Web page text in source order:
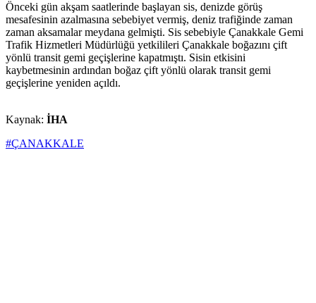
Önceki gün akşam saatlerinde başlayan sis, denizde görüş
mesafesinin azalmasına sebebiyet vermiş, deniz trafiğinde zaman
zaman aksamalar meydana gelmişti. Sis sebebiyle Çanakkale Gemi
Trafik Hizmetleri Müdürlüğü yetkilileri Çanakkale boğazını çift
yönlü transit gemi geçişlerine kapatmıştı. Sisin etkisini
kaybetmesinin ardından boğaz çift yönlü olarak transit gemi
geçişlerine yeniden açıldı.
Kaynak: İHA
#ÇANAKKALE